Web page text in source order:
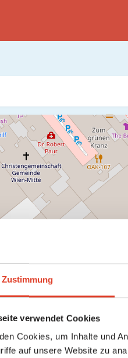
Zustimmung
verwendet Cookies
Cookies, um Inhalte und
auf unsere Website zu
Firma/